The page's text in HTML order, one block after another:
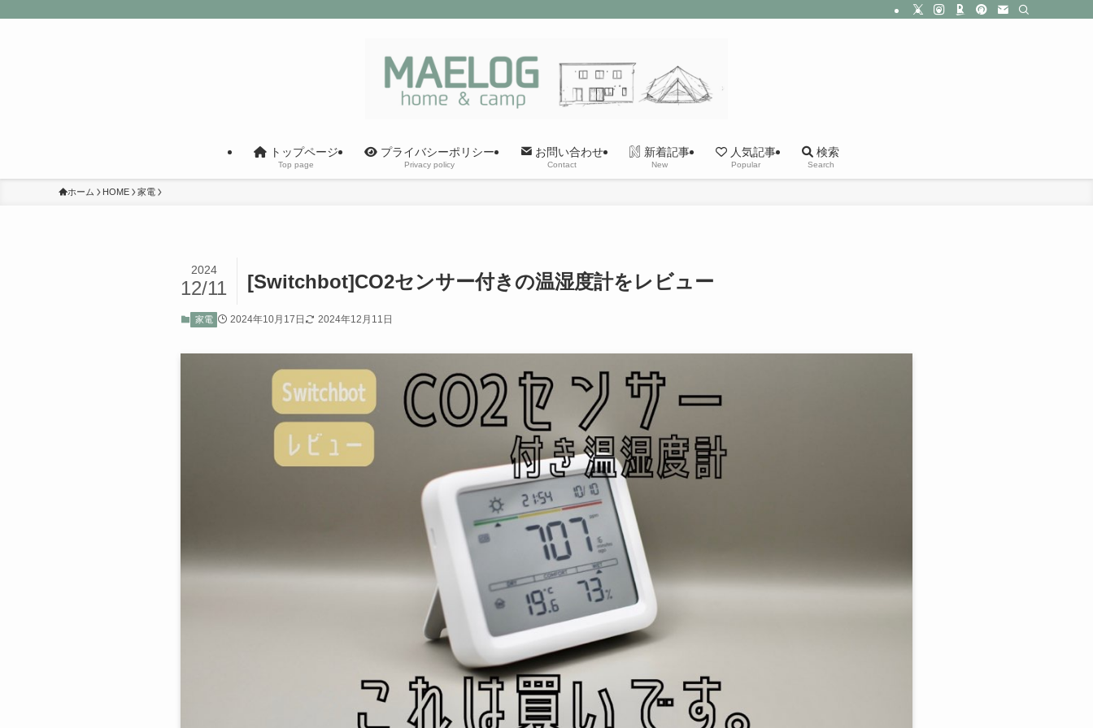
トップページ
Top page
プライバシーポリシー
Privacy policy
お問い合わせ
Contact
新着記事
New
人気記事
Popular
検索
Search
ホーム HOME 家電
[Switchbot]CO2センサー付きの温湿度計をレビュー
2024
12/11
家電 2024年10月17日 2024年12月11日